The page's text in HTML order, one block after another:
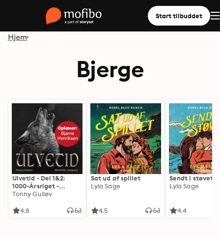
Start tilbuddet
Hjem
Bjerge
Ulvetid - Del 1&2:
1000-Årsriget -
sagaen
Tonny Gulløv
4.8
Sat ud af spillet
Lyla Sage
4.5
Sendt i støvet
Lyla Sage
4.4